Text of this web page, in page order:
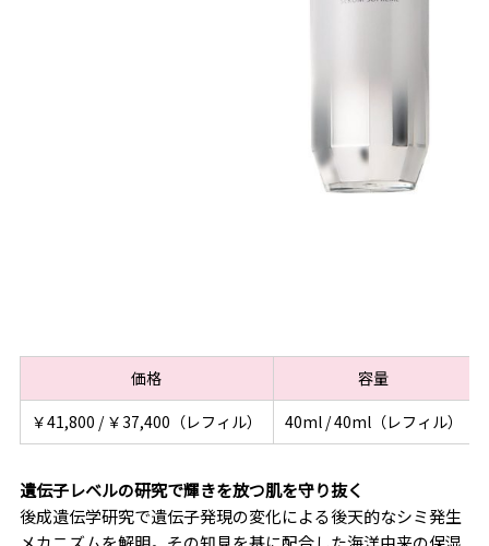
価格
容量
￥41,800 / ￥37,400（レフィル）
40ml / 40ml（レフィル）
遺伝子レベルの研究で輝きを放つ肌を守り抜く
後成遺伝学研究で遺伝子発現の変化による後天的なシミ発生